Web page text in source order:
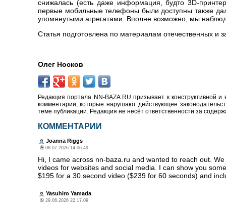
снижалась (есть даже информация, будто 3D-
первые мобильные телефоны были доступны также
упомянутыми агрегатами. Вполне возможно, мы
Статья подготовлена по материалам отечественных и
Олег Носков
Редакция портала NN-BAZA.RU призывает к конструктивной
комментарии, которые нарушают действующее
теме публикации. Редакция не несёт ответственности за
КОММЕНТАРИИ
Joanna Riggs
08.07.2026 14.06.49
Hi, I came across nn-baza.ru and wanted to reach out.
videos for websites and social media. I can show you
$195 for a 30 second video ($239 for 60 seconds) and
Yasuhiro Yamada
29.06.2026 22.17.09